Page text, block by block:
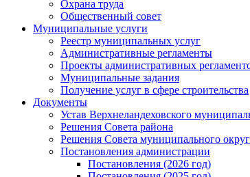
Охрана труда
Общественный совет
Муниципальные услуги
Реестр муниципальных услуг
Административные регламенты
Проекты административных
Муниципальные задания
Получение услуг в сфере строительства
Документы
Устав Верхнеландеховского
Решения Совета района
Решения Совета муниципального
Постановления администрации
Постановления (2026 год)